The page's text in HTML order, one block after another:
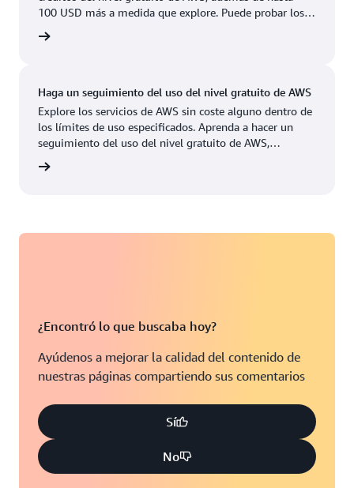
Chicago, Illinois
Texas
Denver, Colorado
Hayward, California
Miami, Florida
Minneapolis, Minnesota
Montreal, Quebec
Palo Alto, California
Portland, Oregón
Querétaro, México
Seattle, Washington
Bahía de Tampa, Florida
Toronto, Ontario
100 USD más a medida que explore. Puede probar los
coste alguno. Solo pagará cuando tenga todo listo para
Haga un seguimiento del uso del nivel gratuito de AWS
Explore los servicios de AWS sin coste alguno dentro de
los límites de uso especificados. Aprenda a hacer un
seguimiento del uso del nivel gratuito de AWS,
este tutorial de 10 minutos.
¿Encontró lo que buscaba hoy?
Ayúdenos a mejorar la calidad del contenido de
nuestras páginas compartiendo sus comentarios
Sí
No